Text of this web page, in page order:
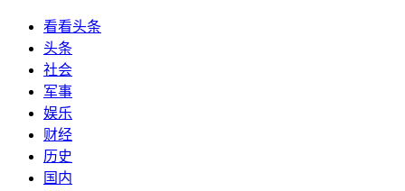
看看头条
头条
社会
军事
娱乐
财经
历史
国内